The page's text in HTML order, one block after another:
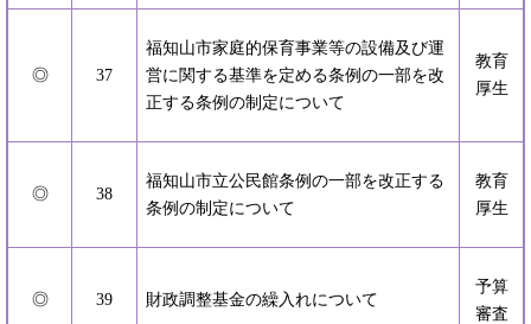
◎ 37
福知山市家庭的保育事業等の設備及び運
営に関する基準を定める条例の一部を改
正する条例の制定について
教育
厚生
◎ 38
福知山市立公民館条例の一部を改正する
条例の制定について
教育
厚生
◎ 39 財政調整基金の繰入れについて
予算
審査